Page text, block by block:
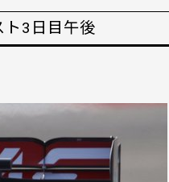
ト3日目午後